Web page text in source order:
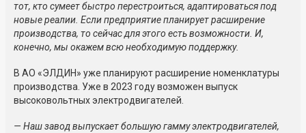
тот, кто сумеет быстро перестроиться, адаптироваться под
новые реалии. Если предприятие планирует расширение
производства, то сейчас для этого есть возможности. И,
конечно, мы окажем всю необходимую поддержку.
В АО «ЭЛДИН» уже планируют расширение номенклатуры
производства. Уже в 2023 году возможен выпуск
высоковольтных электродвигателей.
— Наш завод выпускает большую гамму электродвигателей,